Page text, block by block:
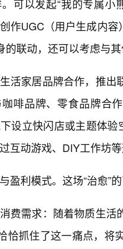
可以发起“我的专属小
作UGC（用户生成内
的联动，还可以考虑与
活家居品牌合作，推出
啡品牌、零食品牌合
设立快闪店或主题体
互动游戏、DIY工作坊
盈利模式。这场“治愈”
费需求：随着物质生
恰抓住了这一痛点，